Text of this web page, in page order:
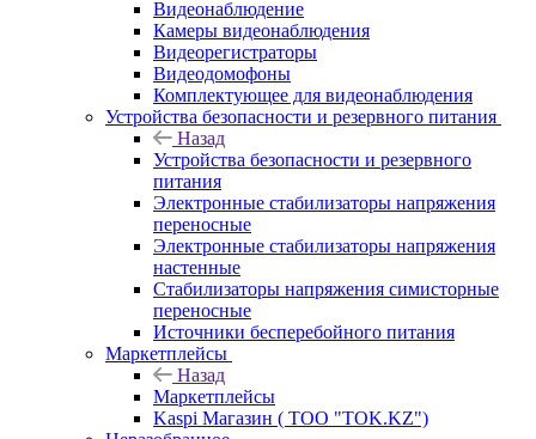
Видеонаблюдение
Камеры видеонаблюдения
Видеорегистраторы
Видеодомофоны
Комплектующее для видеонаблюдения
Устройства безопасности и резервного питания
Назад
Устройства безопасности и резервного
питания
Электронные стабилизаторы напряжения
переносные
Электронные стабилизаторы напряжения
настенные
Стабилизаторы напряжения симисторные
переносные
Источники бесперебойного питания
Маркетплейсы
Назад
Маркетплейсы
Kaspi Магазин ( ТОО "TOK.KZ")